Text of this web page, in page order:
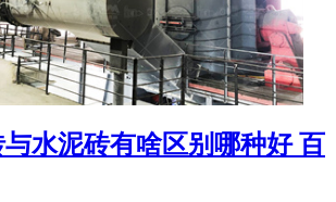
水泥砖有啥区别哪种好 百